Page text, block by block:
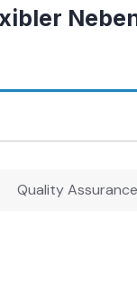
Quality